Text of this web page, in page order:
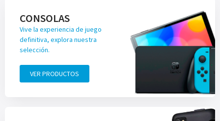
CONSOLAS
Vive la experiencia de juego
definitiva, explora nuestra
selección.
VER PRODUCTOS